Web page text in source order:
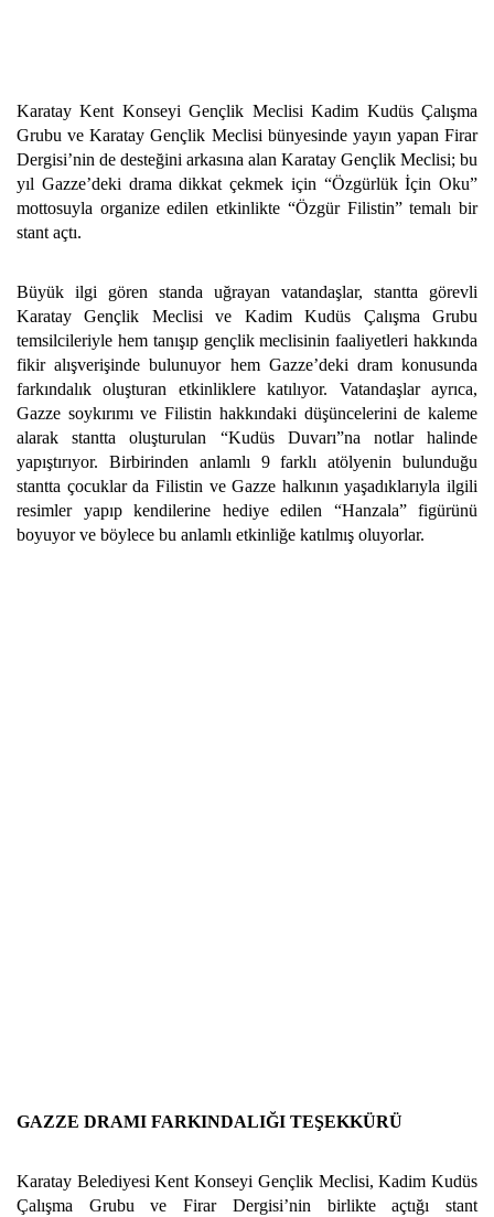
Karatay Kent Konseyi Gençlik Meclisi Kadim Kudüs Çalışma
Grubu ve Karatay Gençlik Meclisi bünyesinde yayın yapan Firar
Dergisi’nin de desteğini arkasına alan Karatay Gençlik Meclisi; bu
yıl Gazze’deki drama dikkat çekmek için “Özgürlük İçin Oku”
mottosuyla organize edilen etkinlikte “Özgür Filistin” temalı bir
stant açtı.
Büyük ilgi gören standa uğrayan vatandaşlar, stantta görevli
Karatay Gençlik Meclisi ve Kadim Kudüs Çalışma Grubu
temsilcileriyle hem tanışıp gençlik meclisinin faaliyetleri hakkında
fikir alışverişinde bulunuyor hem Gazze’deki dram konusunda
farkındalık oluşturan etkinliklere katılıyor. Vatandaşlar ayrıca,
Gazze soykırımı ve Filistin hakkındaki düşüncelerini de kaleme
alarak stantta oluşturulan “Kudüs Duvarı”na notlar halinde
yapıştırıyor. Birbirinden anlamlı 9 farklı atölyenin bulunduğu
stantta çocuklar da Filistin ve Gazze halkının yaşadıklarıyla ilgili
resimler yapıp kendilerine hediye edilen “Hanzala” figürünü
boyuyor ve böylece bu anlamlı etkinliğe katılmış oluyorlar.
GAZZE DRAMI FARKINDALIĞI TEŞEKKÜRÜ
Karatay Belediyesi Kent Konseyi Gençlik Meclisi, Kadim Kudüs
Çalışma Grubu ve Firar Dergisi’nin birlikte açtığı stant